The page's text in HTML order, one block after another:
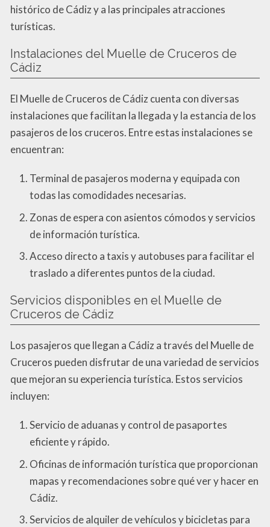
histórico de Cádiz y a las principales atracciones
turísticas.
Instalaciones del Muelle de Cruceros de
Cádiz
El Muelle de Cruceros de Cádiz cuenta con diversas
instalaciones que facilitan la llegada y la estancia de los
pasajeros de los cruceros. Entre estas instalaciones se
encuentran:
Terminal de pasajeros moderna y equipada con
todas las comodidades necesarias.
Zonas de espera con asientos cómodos y servicios
de información turística.
Acceso directo a taxis y autobuses para facilitar el
traslado a diferentes puntos de la ciudad.
Servicios disponibles en el Muelle de
Cruceros de Cádiz
Los pasajeros que llegan a Cádiz a través del Muelle de
Cruceros pueden disfrutar de una variedad de servicios
que mejoran su experiencia turística. Estos servicios
incluyen:
Servicio de aduanas y control de pasaportes
eficiente y rápido.
Oficinas de información turística que proporcionan
mapas y recomendaciones sobre qué ver y hacer en
Cádiz.
Servicios de alquiler de vehículos y bicicletas para